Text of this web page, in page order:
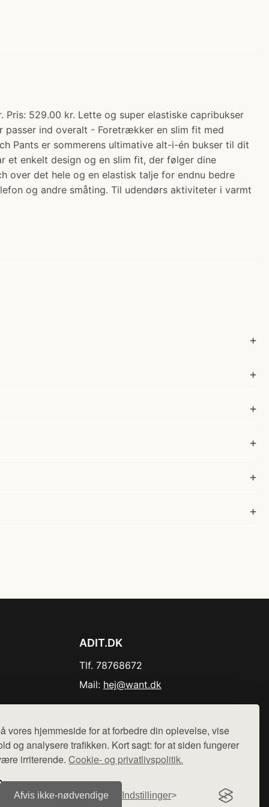
vores hjemmeside for at forbedre din oplevelse, vise
og analysere trafikken. Kort sagt: for at siden fungerer
irriterende. Cookie- og privatlivspolitik.
Afvis ikke‑nødvendige Indstillinger
Pris: 529.00 kr. Lette og super elastiske capribukser
passer ind overalt - Foretrækker en slim fit med
Pants er sommerens ultimative alt-i-én bukser til dit
et enkelt design og en slim fit, der følger dine
over det hele og en elastisk talje for endnu bedre
og andre småting. Til udendørs aktiviteter i varmt
ADIT.DK
Tlf. 78768672
Mail: hej@want.dk
sælges ikke varer fra denne side - vi henviser til de shops,